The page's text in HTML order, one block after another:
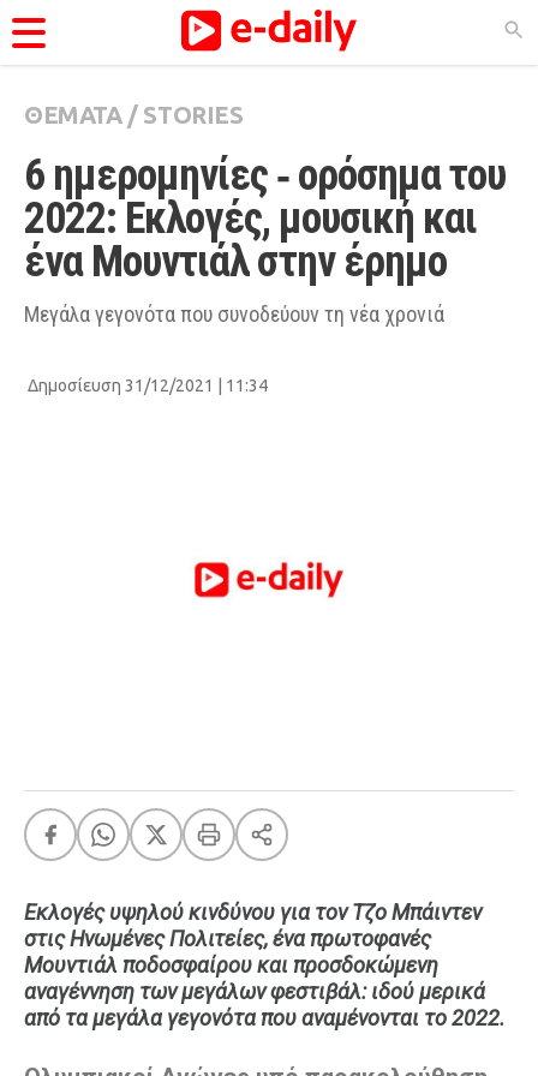
ΚΑΤΗΓΟΡΊΕΣ
Ειδήσεις
Θέματα
Videos
Podcasts
Life
A-List LGBTQI+
LIFE
Food
Body+Mind
ΘΕΜΑΤΑ/ STORIES
6 ημερομηνίες ‑ ορόσημα του
2022: Εκλογές, μουσική και
ένα Μουντιάλ στην έρημο
Μεγάλα γεγονότα που συνοδεύουν τη νέα χρονιά
Δημοσίευση 31/12/2021 | 11:34
Εκλογές υψηλού κινδύνου για τον Τζο Μπάιντεν
στις Ηνωμένες Πολιτείες, ένα πρωτοφανές
Μουντιάλ ποδοσφαίρου και προσδοκώμενη
αναγέννηση των μεγάλων φεστιβάλ: ιδού μερικά
από τα μεγάλα γεγονότα που αναμένονται το 2022.